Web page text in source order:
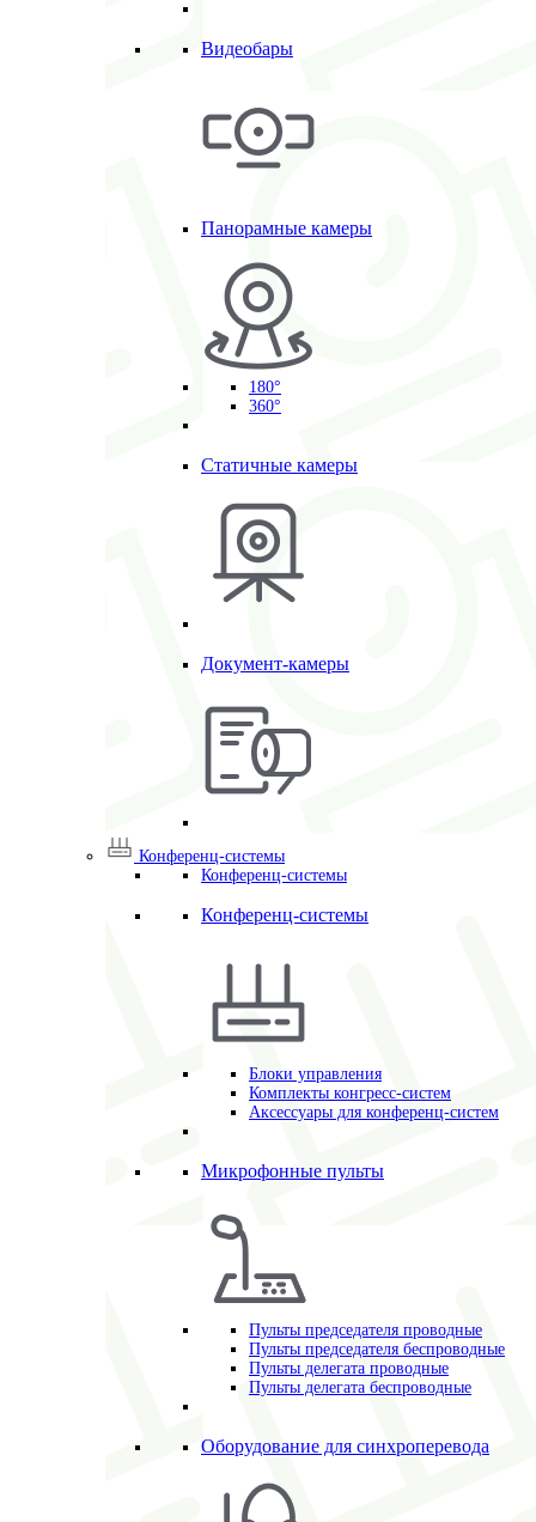
Видеобары
Панорамные камеры
180°
360°
Статичные камеры
Документ-камеры
Конференц-системы
Конференц-системы
Конференц-системы
Блоки управления
Комплекты конгресс-систем
Аксессуары для конференц-систем
Микрофонные пульты
Пульты председателя проводные
Пульты председателя беспроводные
Пульты делегата проводные
Пульты делегата беспроводные
Оборудование для синхроперевода